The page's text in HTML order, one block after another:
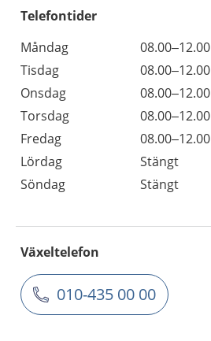
Telefontider
Måndag
08.00–12.00
Tisdag
08.00–12.00
Onsdag
08.00–12.00
Torsdag
08.00–12.00
Fredag
08.00–12.00
Lördag
Stängt
Söndag
Stängt
Växeltelefon
010-435 00 00